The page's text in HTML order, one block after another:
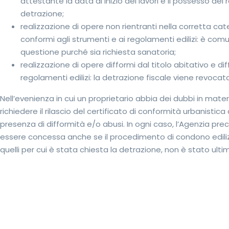
detrazione;
realizzazione di opere non rientranti nella corretta
conformi agli strumenti e ai regolamenti edilizi: è
questione purché sia richiesta sanatoria;
realizzazione di opere difformi dal titolo abitativo e
regolamenti edilizi: la detrazione fiscale viene
Nell’evenienza in cui un proprietario abbia dei dubbi in
richiedere il rilascio del certificato di conformità
presenza di difformità e/o abusi. In ogni caso, l’Agenzia
essere concessa anche se il procedimento di condono
quelli per cui è stata chiesta la detrazione, non è stato